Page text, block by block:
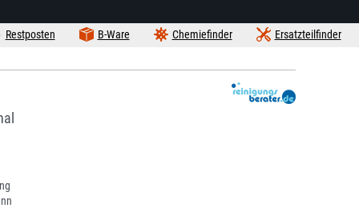
Ersatzteilfinder
Chemiefinder
B-Ware
Restposten